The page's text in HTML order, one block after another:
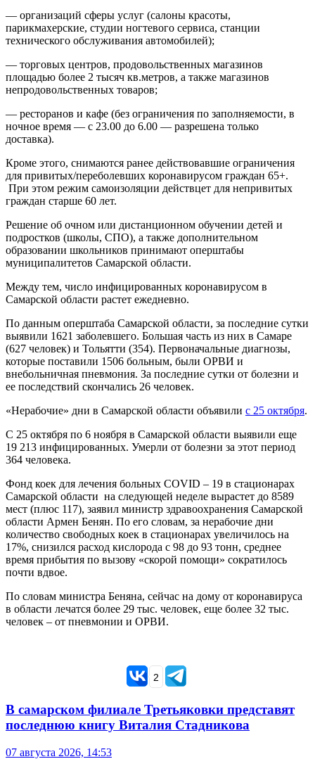
— организаций сферы услуг (салоны красоты,
парикмахерские, студии ногтевого сервиса, станции
технического обслуживания автомобилей);
— торговых центров, продовольственных магазинов
площадью более 2 тысяч кв.метров, а также магазинов
непродовольственных товаров;
— ресторанов и кафе (без ограничения по заполняемости, в
ночное время — с 23.00 до 6.00 — разрешена только
доставка).
Кроме этого, снимаются ранее действовавшие ограничения
для привитых/переболевших коронавирусом граждан 65+.
При этом режим самоизоляции действцет для непривитых
граждан старше 60 лет.
Решение об очном или дистанционном обучении детей и
подростков (школы, СПО), а также дополнительном
образовании школьников принимают оперштабы
муниципалитетов Самарской области.
Между тем, число инфицированных коронавирусом в
Самарской области растет ежедневно.
По данным оперштаба Самарской области, за последние сутки
выявили 1621 заболевшего. Большая часть из них в Самаре
(627 человек) и Тольятти (354). Первоначальные диагнозы,
которые поставили 1506 больным, были ОРВИ и
внебольничная пневмония. За последние сутки от болезни и
ее последствий скончались 26 человек.
«Нерабочие» дни в Самарской области объявили с 25 октября.
С 25 октября по 6 ноября в Самарской области выявили еще
19 213 инфицированных. Умерли от болезни за этот период
364 человека.
Фонд коек для лечения больных COVID – 19 в стационарах
Самарской области на следующей неделе вырастет до 8589
мест (плюс 117), заявил министр здравоохранения Самарской
области Армен Бенян. По его словам, за нерабочие дни
количество свободных коек в стационарах увеличилось на
17%, снизился расход кислорода с 98 до 93 тонн, среднее
время прибытия по вызову «скорой помощи» сократилось
почти вдвое.
По словам министра Беняна, сейчас на дому от коронавируса
в области лечатся более 29 тыс. человек, еще более 32 тыс.
человек – от пневмонии и ОРВИ.
2
В самарском филиале Третьяковки представят
последнюю книгу Виталия Стадникова
07 августа 2026, 14:53